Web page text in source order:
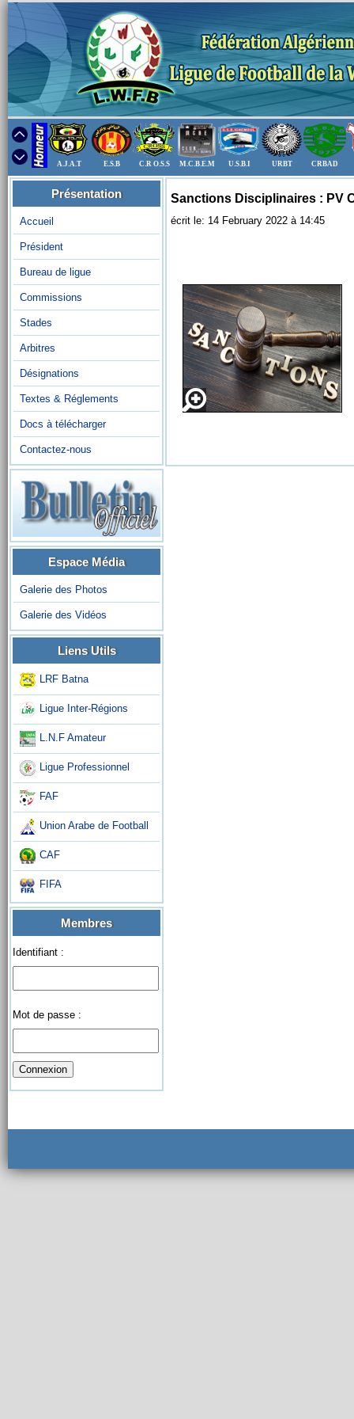
A.J.A.T E.S.B C.R O.S.S M.C.B.E.M U.S.B.I URBT CRBAD
Présentation
Accueil
Président
Bureau de ligue
Commissions
Stades
Arbitres
Désignations
Textes & Réglements
Docs à télécharger
Contactez-nous
Espace Média
Galerie des Photos
Galerie des Vidéos
Liens Utils
LRF Batna
Ligue Inter-Régions
L.N.F Amateur
Ligue Professionnel
FAF
Union Arabe de Football
CAF
FIFA
Membres
Identifiant :
Mot de passe :
Sanctions Disciplinaires : PV
écrit le: 14 February 2022 à 14:45